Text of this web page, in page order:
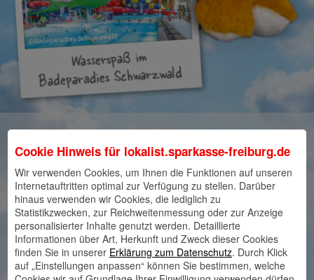
Das gibt’s zu gewinnen
1. Platz:Eintritt für 4 Personen im Badeparadies
Schwarzwald.
2. Platz:Eintritt für 4 Personen im Steinwasenpark.
3. Platz:Eintritt für 4 Personen im Harmonie-Kino.
Cookie Hinweis für lokalist.sparkasse-freiburg.de
Wir verwenden Cookies, um Ihnen die Funktionen auf unseren
Internetauftritten optimal zur Verfügung zu stellen. Darüber
hinaus verwenden wir Cookies, die lediglich zu
Statistikzwecken, zur Reichweitenmessung oder zur Anzeige
personalisierter Inhalte genutzt werden. Detaillierte
Informationen über Art, Herkunft und Zweck dieser Cookies
finden Sie in unserer Erklärung zum Datenschutz. Durch Klick
auf „Einstellungen anpassen“ können Sie bestimmen, welche